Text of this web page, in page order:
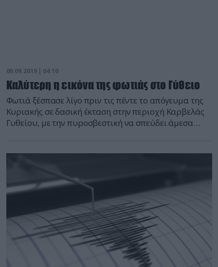
09.09.2019 | 04:10
Καλύτερη η εικόνα της φωτιάς στο Γύθειο
Φωτιά ξέσπασε λίγο πριν τις πέντε το απόγευμα της
Κυριακής σε δασική έκταση στην περιοχή Καρβελάς
Γυθείου, με την πυροσβεστική να σπεύδει άμεσα
αεροσκάφη τύπου PZL. Λίγο πριν τις 12, η
καλύτερη και ότι […]